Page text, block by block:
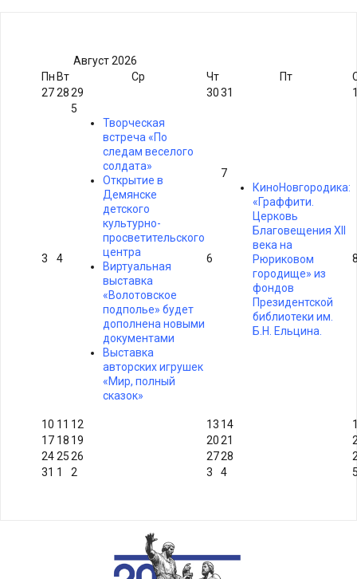
Август2026
Пн Вт Ср Чт Пт
272829 3031
3 4
5
Творческая
встреча «По
следам веселого
солдата»
Открытие в
Демянске
детского
культурно-
просветительского
центра
Виртуальная
выставка
«Волотовское
подполье» будет
дополнена новыми
документами
Выставка
авторских игрушек
«Мир, полный
сказок»
6
7
КиноНовгородика:
«Граффити.
Церковь
Благовещения XII
века на
Рюриковом
городище» из
фондов
Президентской
библиотеки им.
Б.Н. Ельцина.
10 11 12 13 14
17 18 19 2021
242526 2728
31 1 2 3 4